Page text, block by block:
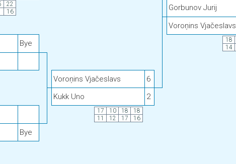
22
16 Gorbunov Jurij
Voroņins Vjačeslavs
Bye 18
14
Voroņins Vjačeslavs
6
Kukk Uno
2
17 10 18
18
11
12 17 16
Bye